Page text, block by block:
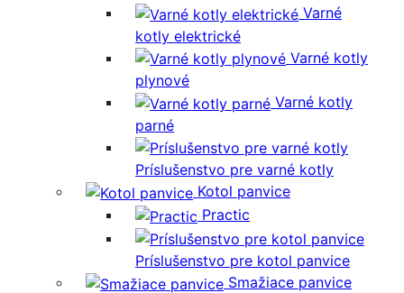
Varné
kotly elektrické
Varné kotly
plynové
Varné kotly
parné
Príslušenstvo pre varné kotly
Kotol panvice
Practic
Príslušenstvo pre kotol panvice
Smažiace panvice